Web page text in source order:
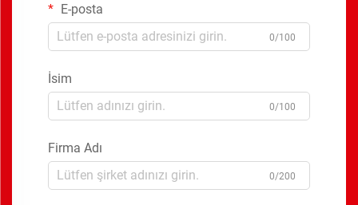
E-posta
0/100
İsim
0/100
Firma Adı
0/200